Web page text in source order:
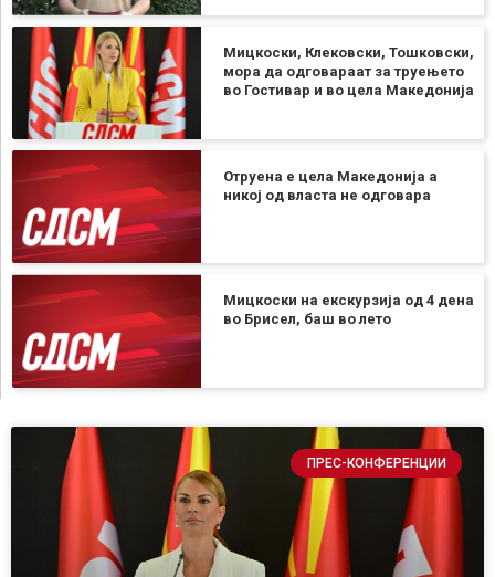
Мицкоски, Клековски, Тошковски,
мора да одговараат за труењето
во Гостивар и во цела Македонија
Отруена е цела Македонија а
никој од власта не одговара
Мицкоски на екскурзија од 4 дена
во Брисел, баш во лето
ПРЕС-КОНФЕРЕНЦИИ